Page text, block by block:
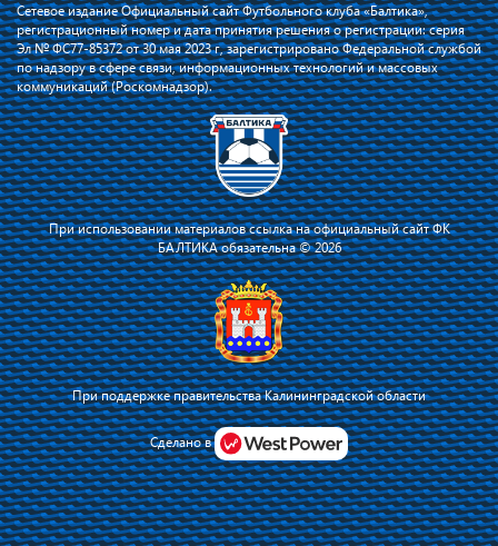
Я соглашаюсь с тем, что владелец сайта использует файлы cookie для
повышения удобства работы на сайте и сервис Яндекс.Метрика. Оставаясь
Сетевое издание Официальный сайт Футбольного клуба «Балтика»,
регистрационный номер и дата принятия решения о регистрации: серия
Эл № ФС77-85372 от 30 мая 2023 г, зарегистрировано Федеральной службой
по надзору в сфере связи, информационных технологий и массовых
коммуникаций (Роскомнадзор).
При использовании материалов ссылка на официальный сайт ФК
БАЛТИКА обязательна © 2026
При поддержке правительства Калининградской области
Сделано в